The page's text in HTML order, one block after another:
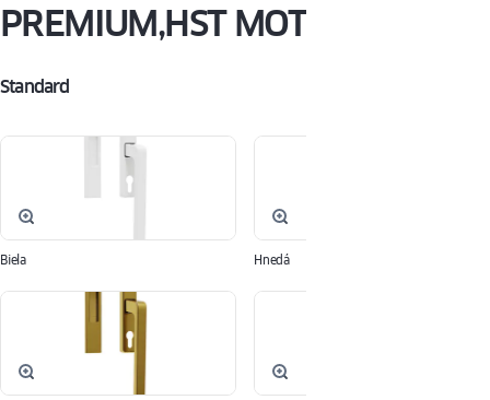
PREMIUM,HST MOTION
Standard
Biela Hnedá